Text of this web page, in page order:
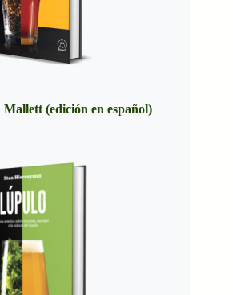
(edición en español)